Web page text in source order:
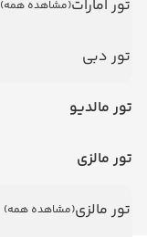
تور امارات(مشاهده همه)
تور دبی
تور مالدیو
تور مالزی
تور مالزی(مشاهده همه)